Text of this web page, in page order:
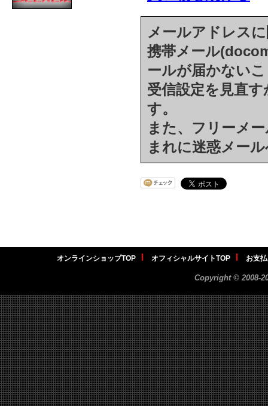
メールアドレス
携帯メール
ールが届かない
受信設定を見直
す。
また、フリーメ
まれに迷惑メー
オンラインショップTOP オフィシャルサイトTOP お支
Copyright © 2008-